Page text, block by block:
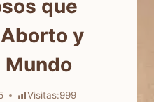
que
y
Mundo
Visitas:999